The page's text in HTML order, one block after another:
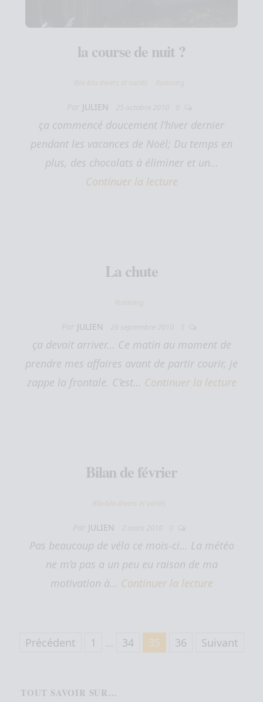
la course de nuit ?
Bla-bla divers et variés Running
JULIEN
ça commencé doucement l’hiver dernier
pendant les vacances de Noël; Du temps en
plus, des chocolats à éliminer et un…
Continuer la lecture
La chute
Running
JULIEN
ça devait arriver… Ce matin au moment de
prendre mes affaires avant de partir courir, je
zappe la frontale. C’est… Continuer la lecture
Bilan de février
Bla-bla divers et variés
JULIEN
Pas beaucoup de vélo ce mois-ci… La météo
ne m’a pas a un peu eu raison de ma
motivation à… Continuer la lecture
Pagination des publications
Précédent 1 … 34 35 36 Suivant
TOUT SAVOIR SUR…